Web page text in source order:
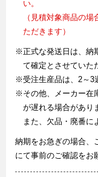
い。
（見積対象商品の
ただきます）
※正式な発送日は、納
て確定とさせていた
※受注生産品は、2～3
※その他、メーカー在
が遅れる場合があり
また、欠品・廃番に
納期をお急ぎの場合、
にて事前のご確認をお